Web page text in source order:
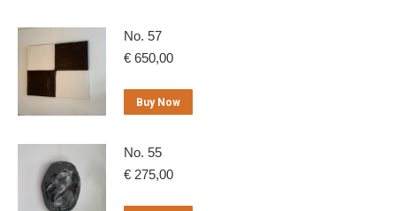
No. 57
€ 650,00
Buy Now
No. 55
€ 275,00